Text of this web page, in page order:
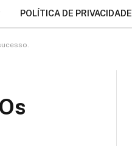
POLÍTICA DE PRIVACIDADE